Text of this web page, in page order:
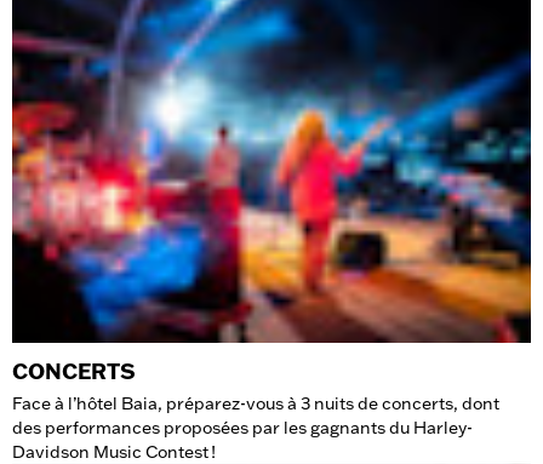
CONCERTS
Face à l’hôtel Baia, préparez-vous à 3 nuits de concerts, dont
des performances proposées par les gagnants du Harley-
Davidson Music Contest !